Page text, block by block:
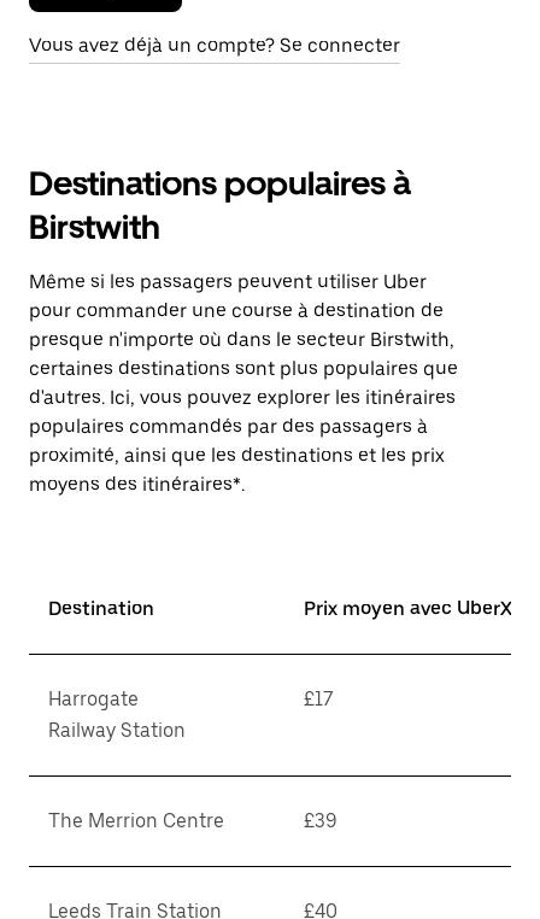
Vous avez déjà un compte? Se connecter
Destinations populaires à
Birstwith
Même si les passagers peuvent utiliser Uber
pour commander une course à destination de
presque n'importe où dans le secteur Birstwith,
certaines destinations sont plus populaires que
d'autres. Ici, vous pouvez explorer les itinéraires
populaires commandés par des passagers à
proximité, ainsi que les destinations et les prix
moyens des itinéraires*.
Destination Prix moyen avec UberX*
Harrogate
Railway Station
£17
The Merrion Centre £39
Leeds Train Station £40